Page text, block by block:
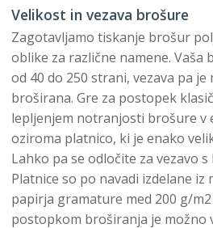
Velikost in vezava brošure
Zagotavljamo tiskanje brošur
oblike za različne namene. Vaša
od 40 do 250 strani, vezava pa je
broširana. Gre za postopek
lepljenjem notranjosti brošure v
oziroma platnico, ki je enako
Lahko pa se odločite za vezavo
Platnice so po navadi izdelane iz
papirja gramature med 200 g/m2
postopkom broširanja je možno